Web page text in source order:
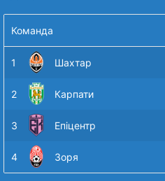
Команда
1 Шахтар
2 Карпати
3 Епіцентр
4 Зоря